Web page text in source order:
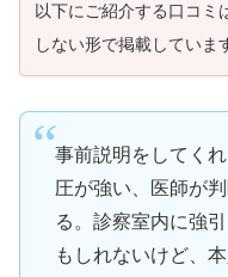
以下にご紹介する口コミ
しない形で掲載していま
事前説明をしてく
圧が強い、医師が
る。診察室内に強
もしれないけど、